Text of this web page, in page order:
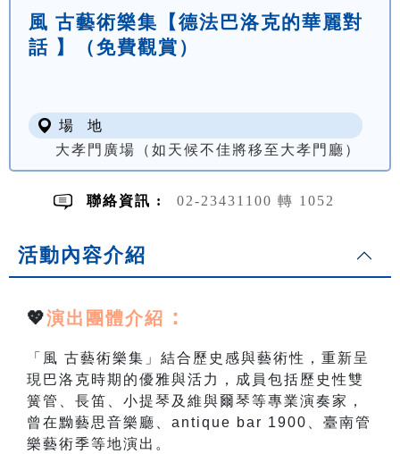
風 古藝術樂集【德法巴洛克的華麗對
話 】（免費觀賞）
場 地
大孝門廣場（如天候不佳將移至大孝門廳）
聯絡資訊 : 02-23431100 轉 1052
活動內容介紹
💖演出團體介紹 ：
「風 古藝術樂集」結合 歷史感與藝術性，重新呈
現巴洛克時期的優雅與活力，成員包括歷史性雙
簧管、長笛、小提琴及維與爾琴等專業演奏家，
曾在黝藝思音樂廳、 antique bar 1900
、臺南管
樂藝術季等地演出。